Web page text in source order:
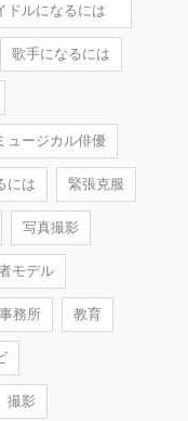
ドルになるには
歌手になるには
ュージカル俳優
には 緊張克服
写真撮影
モデル
事務所 教育
撮影